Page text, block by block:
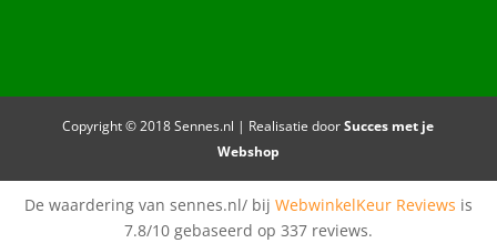
Copyright © 2018 Sennes.nl | Realisatie doorSucces met je
Webshop
De waardering van sennes.nl/ bij WebwinkelKeur Reviews is
7.8/10 gebaseerd op 337 reviews.